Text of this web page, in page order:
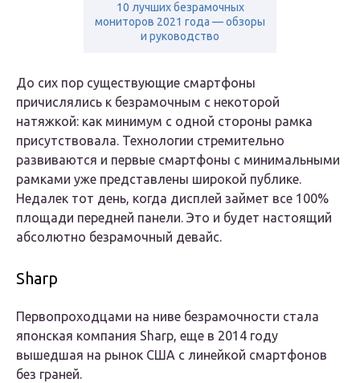
10 лучших безрамочных
мониторов 2021 года — обзоры
и руководство
До сих пор существующие смартфоны
причислялись к безрамочным с некоторой
натяжкой: как минимум с одной стороны рамка
присутствовала. Технологии стремительно
развиваются и первые смартфоны с минимальными
рамками уже представлены широкой публике.
Недалек тот день, когда дисплей займет все 100%
площади передней панели. Это и будет настоящий
абсолютно безрамочный девайс.
Sharp
Первопроходцами на ниве безрамочности стала
японская компания Sharp, еще в 2014 году
вышедшая на рынок США с линейкой смартфонов
без граней.